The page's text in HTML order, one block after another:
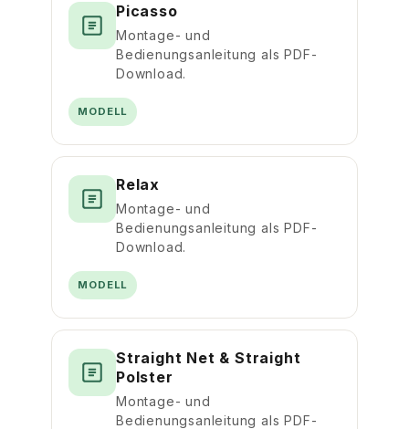
Picasso
Montage- und
Bedienungsanleitung als PDF-
Download.
MODELL
Relax
Montage- und
Bedienungsanleitung als PDF-
Download.
MODELL
Straight Net & Straight
Polster
Montage- und
Bedienungsanleitung als PDF-